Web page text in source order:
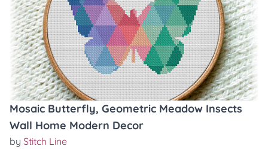
Mosaic Butterfly, Geometric Meadow Insects
Wall Home Modern Decor
by Stitch Line